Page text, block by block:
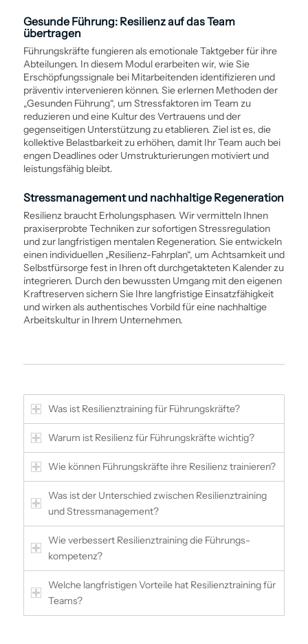
Gesunde Führung: Resilienz auf das Team
übertragen
Führungskräfte fungieren als emotionale Taktgeber für ihre
Abteilungen. In diesem Modul erarbeiten wir, wie Sie
Erschöpfungssignale bei Mitarbeitenden identifizieren und
präventiv intervenieren können. Sie erlernen Methoden der
„Gesunden Führung“, um Stressfaktoren im Team zu
reduzieren und eine Kultur des Vertrauens und der
gegenseitigen Unterstützung zu etablieren. Ziel ist es, die
kollektive Belastbarkeit zu erhöhen, damit Ihr Team auch bei
engen Deadlines oder Umstrukturierungen motiviert und
leistungsfähig bleibt.
Stress­management und nachhaltige Regeneration
Resilienz braucht Erholungsphasen. Wir vermitteln Ihnen
praxiserprobte Techniken zur sofortigen Stressregulation
und zur langfristigen mentalen Regeneration. Sie entwickeln
einen individuellen „Resilienz-Fahrplan“, um Achtsamkeit und
Selbstfürsorge fest in Ihren oft durchgetakteten Kalender zu
integrieren. Durch den bewussten Umgang mit den eigenen
Kraftreserven sichern Sie Ihre langfristige Einsatzfähigkeit
und wirken als authentisches Vorbild für eine nachhaltige
Arbeitskultur in Ihrem Unternehmen.
Was ist Resilienztraining für Führungskräfte?
Warum ist Resilienz für Führungskräfte wichtig?
Wie können Führungskräfte ihre Resilienz trainieren?
Was ist der Unterschied zwischen Resilienztraining
und Stress­management?
Wie verbessert Resilienztraining die Führungs­
kompetenz?
Welche langfristigen Vorteile hat Resilienztraining für
Teams?